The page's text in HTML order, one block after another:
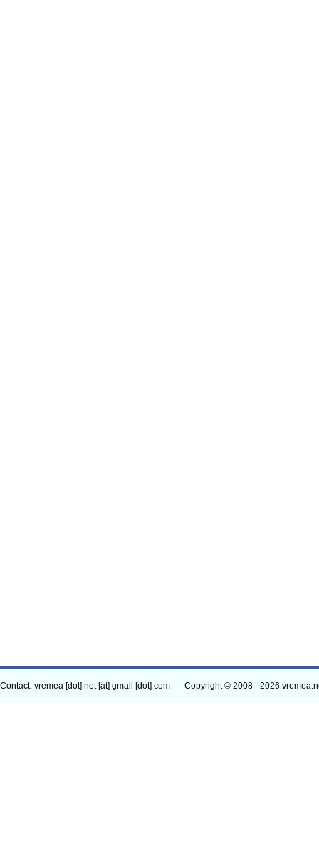
Contact: vremea [dot] net [at] gmail [dot] com Copyright © 2008 - 2026